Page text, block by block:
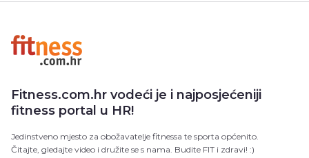
Fitness.com.hr vodeći je i najposjećeniji
fitness portal u HR!
Jedinstveno mjesto za obožavatelje fitnessa te sporta općenito.
Čitajte, gledajte video i družite se s nama. Budite FIT i zdravi! :)